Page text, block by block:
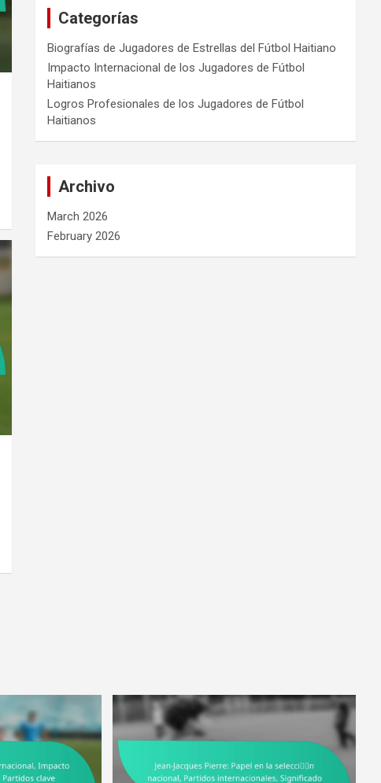
Categorías
Biografías de Jugadores de Estrellas del Fútbol Haitiano
Impacto Internacional de los Jugadores de Fútbol
Haitianos
Logros Profesionales de los Jugadores de Fútbol
Haitianos
Archivo
March 2026
February 2026